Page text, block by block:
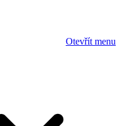
Otevřít menu